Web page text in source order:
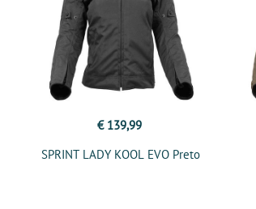
€ 139,99
SPRINT LADY KOOL EVO Preto